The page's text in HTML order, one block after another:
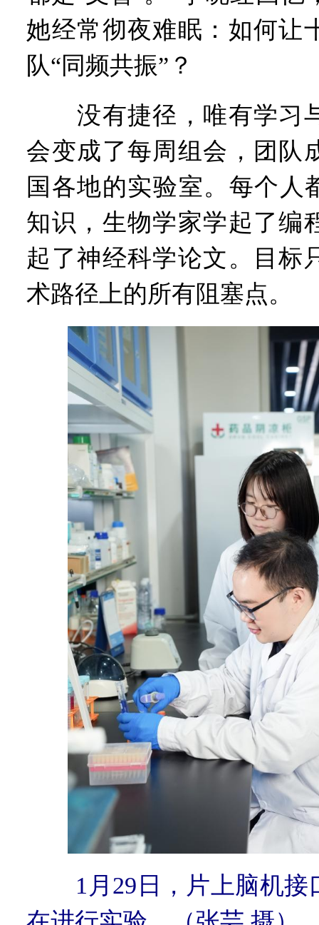
她经常彻夜难眠：如何让
队“同频共振”？
没有捷径，唯有学习
会变成了每周组会，团队
国各地的实验室。每个人
知识，生物学家学起了编
起了神经科学论文。目标
术路径上的所有阻塞点。
1月29日，片上脑机